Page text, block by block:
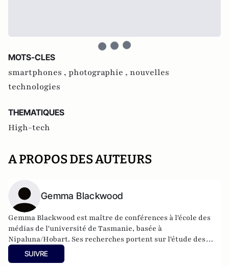
MOTS-CLES
smartphones , photographie , nouvelles
technologies
THEMATIQUES
High-tech
A PROPOS DES AUTEURS
Gemma Blackwood
Gemma Blackwood est maître de conférences à l'école des
médias de l'université de Tasmanie, basée à
Nipaluna/Hobart. Ses recherches portent sur l'étude des
médias, les études culturelles, la représentation, l'écran et
l'analyse culturelle visuelle.
SUIVRE